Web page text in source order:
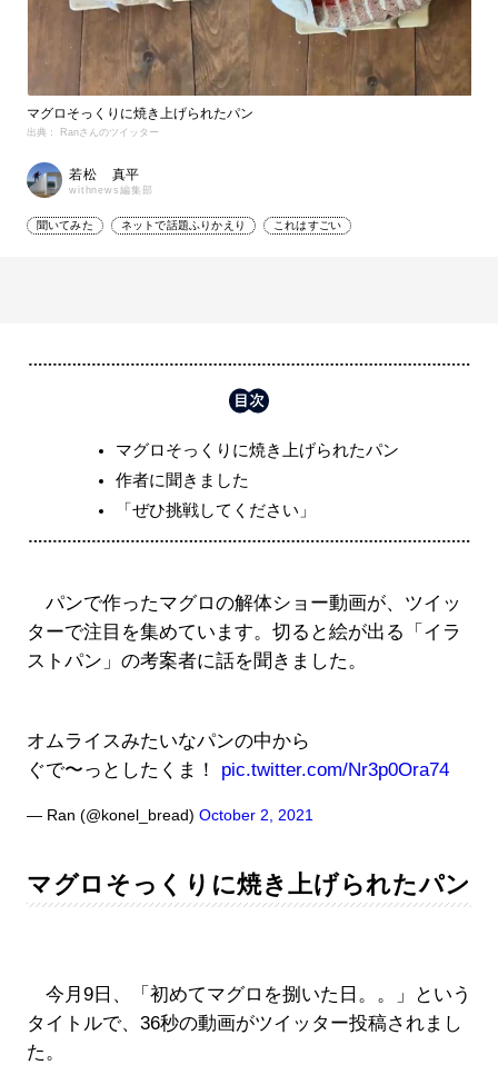
マグロそっくりに焼き上げられたパン
出典： Ranさんのツイッター
若松 真平
withnews編集部
聞いてみた ネットで話題ふりかえり これはすごい
マグロそっくりに焼き上げられたパン
作者に聞きました
「ぜひ挑戦してください」
パンで作ったマグロの解体ショー動画が、ツイッ
ターで注目を集めています。切ると絵が出る「イラ
ストパン」の考案者に話を聞きました。
オムライスみたいなパンの中から
ぐで〜っとしたくま！ pic.twitter.com/Nr3p0Ora74
— Ran (@konel_bread) October 2, 2021
マグロそっくりに焼き上げられたパン
今月9日、「初めてマグロを捌いた日。。」という
タイトルで、36秒の動画がツイッター投稿されまし
た。